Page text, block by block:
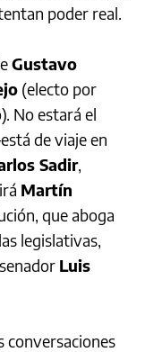
poder real.
Gustavo
(electo por
No estará el
de viaje en
Sadir,
Martín
que aboga
legislativas,
Luis
conversaciones